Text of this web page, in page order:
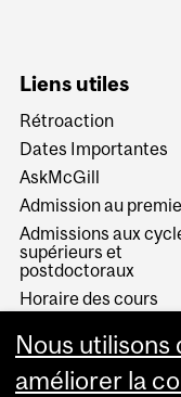
Liens utiles
Rétroaction
Dates Importantes
AskMcGill
Admission au
Admissions aux
supérieurs et
postdoctoraux
Horaire des cours
Services aux
Nous utilisons
améliorer la